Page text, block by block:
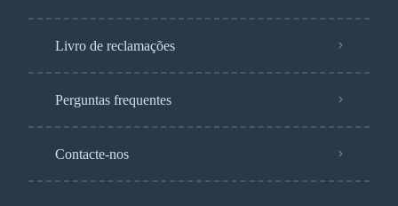
Livro de reclamações
Perguntas frequentes
Contacte-nos